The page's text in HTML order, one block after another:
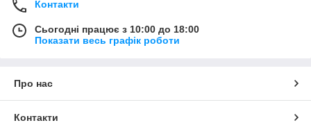
Контакти
Сьогодні працює з 10:00 до 18:00
Показати весь графік роботи
Про нас
Контакти